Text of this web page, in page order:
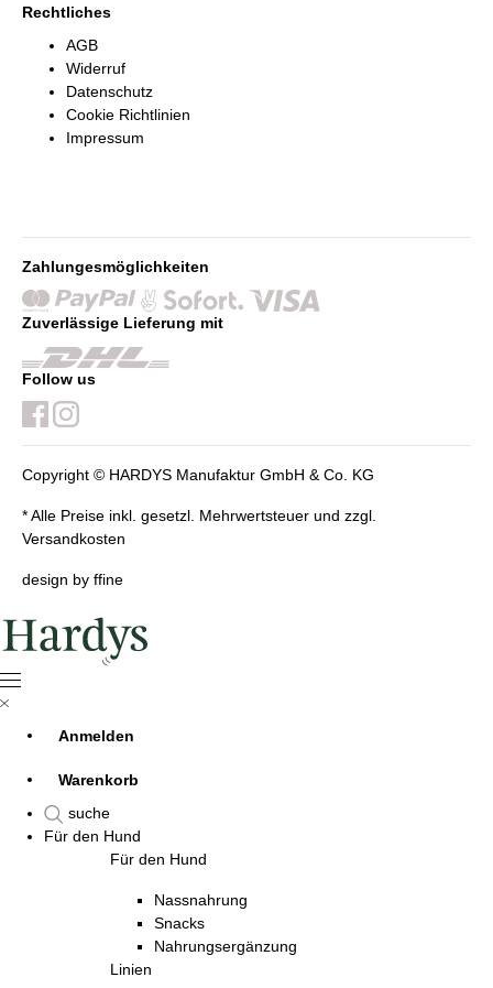
Rechtliches
AGB
Widerruf
Datenschutz
Cookie Richtlinien
Impressum
Zahlungesmöglichkeiten
Zuverlässige Lieferung mit
Follow us
Copyright © HARDYS Manufaktur GmbH & Co. KG
* Alle Preise inkl. gesetzl. Mehrwertsteuer und zzgl.
Versandkosten
design by ffine
Anmelden
Warenkorb
suche
Für den Hund
Für den Hund
Nassnahrung
Snacks
Nahrungsergänzung
Linien